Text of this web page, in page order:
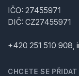
IČO: 27455971
DIČ: CZ27455971
+420 251 510 908,
CHCETE SE